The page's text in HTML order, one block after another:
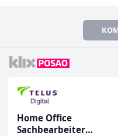
Home Office
Sachbearbeiter